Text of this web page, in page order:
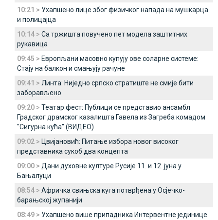
10:21 > Ухапшено лице због физичког напада на мушкарца
и полицајца
10:14 > Са тржишта повучено пет модела заштитних
рукавица
09:45 > Европљани масовно купују ове соларне системе:
Стају на балкон и смањују рачуне
09:41 > Линта: Ниједно српско стратиште не смије бити
заборављено
09:20 > Театар фест: Публици се представио ансамбл
Градског драмског казалишта Гавела из Загреба комадом
"Сигурна кућа" (ВИДЕО)
09:02 > Цвијановић: Питање избора новог високог
представника сукоб два концепта
09:00 > Дани духовне културе Русије 11. и 12. јуна у
Бањалуци
08:54 > Афричка свињска куга потврђена у Осјечко-
барањској жупанији
08:49 > Ухапшено више припадника Интервентне јединице